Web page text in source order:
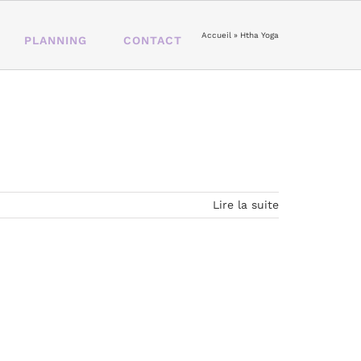
PLANNING CONTACT Accueil » Htha Yoga
Lire la suite